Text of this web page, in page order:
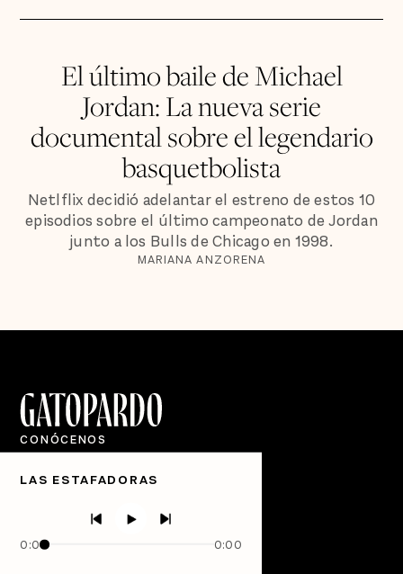
El último baile de Michael
Jordan: La nueva serie
documental sobre el legendario
basquetbolista
Netlflix decidió adelantar el estreno de estos 10
episodios sobre el último campeonato de Jordan
junto a los Bulls de Chicago en 1998.
MARIANA ANZORENA
LAS ESTAFADORAS
0:00 0:00
CONÓCENOS
Quiénes Somos
Directorio
PÓDCASTS
Semanario Gatopardo